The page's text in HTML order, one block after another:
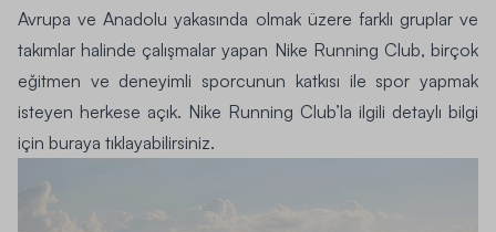
Avrupa ve Anadolu yakasında olmak üzere farklı gruplar ve
takımlar halinde çalışmalar yapan Nike Running Club, birçok
eğitmen ve deneyimli sporcunun katkısı ile spor yapmak
isteyen herkese açık. Nike Running Club’la ilgili detaylı bilgi
için buraya tıklayabilirsiniz.